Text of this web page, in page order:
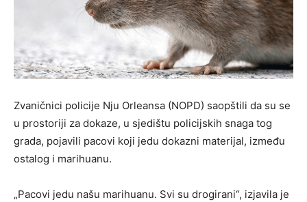
Zvaničnici policije Nju Orleansa (NOPD) saopštili da su se
u prostoriji za dokaze, u sjedištu policijskih snaga tog
grada, pojavili pacovi koji jedu dokazni materijal, između
ostalog i marihuanu.
„Pacovi jedu našu marihuanu. Svi su drogirani“, izjavila je